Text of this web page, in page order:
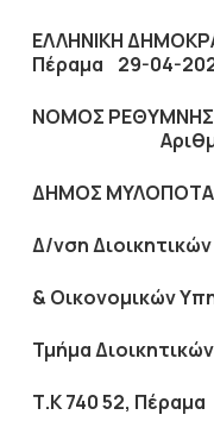
Πέραμα 29-04-
ΝΟΜΟΣ
Αριθμ.
ΔΗΜΟΣ
Δ/νση Διοικητικών
& Οικονομικών
Τμήμα
Τ.Κ 740 52, Πέραμα